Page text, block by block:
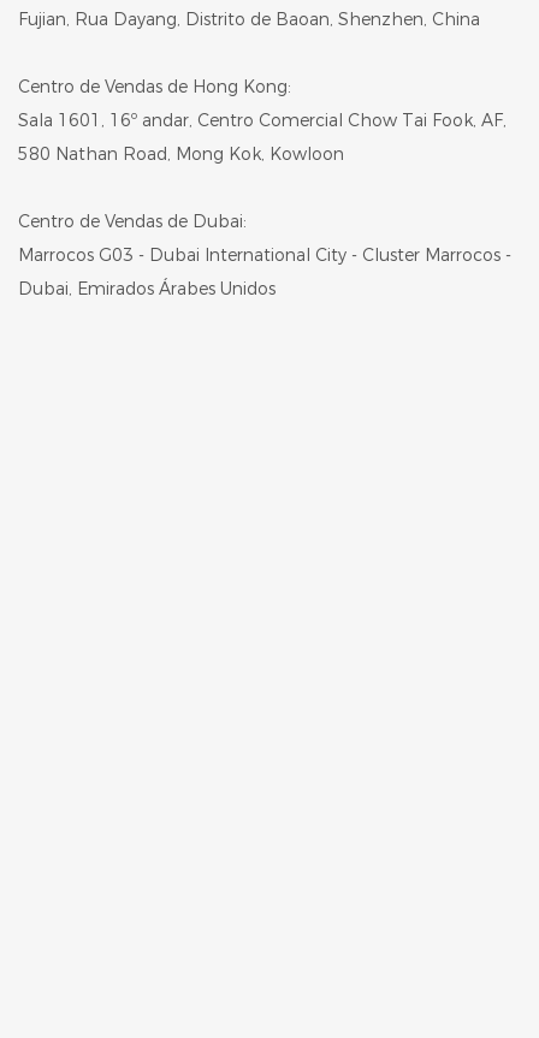
Fujian, Rua Dayang, Distrito de Baoan, Shenzhen, China
Centro de Vendas de Hong Kong:
Sala 1601, 16º andar, Centro Comercial Chow Tai Fook, AF,
580 Nathan Road, Mong Kok, Kowloon
Centro de Vendas de Dubai:
Marrocos G03 - Dubai International City - Cluster Marrocos -
Dubai, Emirados Árabes Unidos